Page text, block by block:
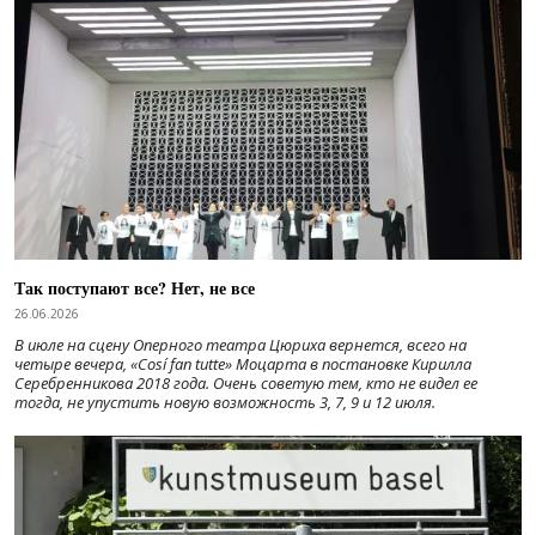
Так поступают все? Нет, не все
26.06.2026
В июле на сцену Оперного театра Цюриха вернется, всего на
четыре вечера, «Cosí fan tutte» Моцарта в постановке Кирилла
Серебренникова 2018 года. Очень советую тем, кто не видел ее
тогда, не упустить новую возможность 3, 7, 9 и 12 июля.